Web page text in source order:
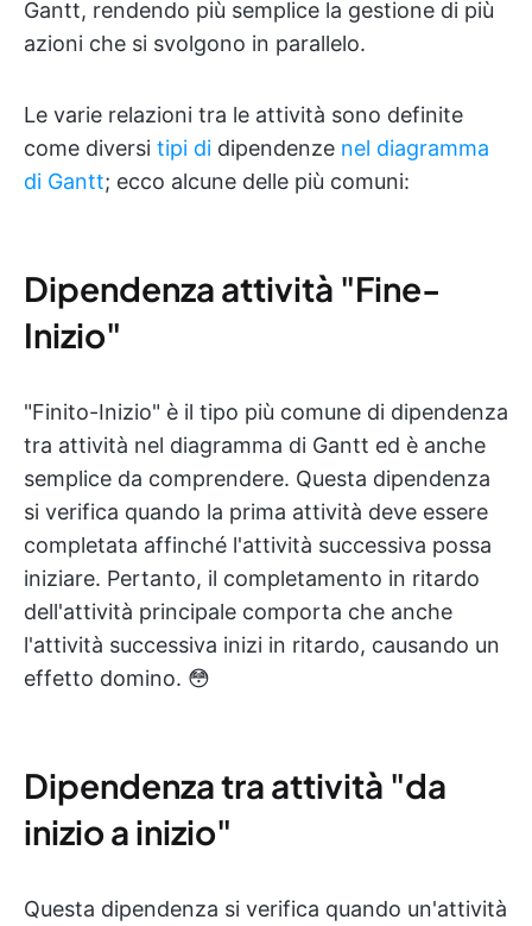
Gantt, rendendo più semplice la gestione di più
azioni che si svolgono in parallelo.
Le varie relazioni tra le attività sono definite
come diversi tipi di dipendenze nel diagramma
di Gantt; ecco alcune delle più comuni:
Dipendenza attività "Fine-
Inizio"
"Finito-Inizio" è il tipo più comune di dipendenza
tra attività nel diagramma di Gantt ed è anche
semplice da comprendere. Questa dipendenza
si verifica quando la prima attività deve essere
completata affinché l'attività successiva possa
iniziare. Pertanto, il completamento in ritardo
dell'attività principale comporta che anche
l'attività successiva inizi in ritardo, causando un
effetto domino. 😳
Dipendenza tra attività "da
inizio a inizio"
Questa dipendenza si verifica quando un'attività